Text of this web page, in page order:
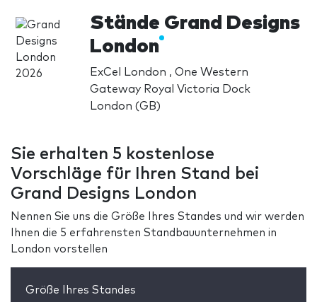
Stände Grand Designs
London
ExCel London , One Western
Gateway Royal Victoria Dock
London (GB)
Sie erhalten 5 kostenlose
Vorschläge für Ihren Stand bei
Grand Designs London
Nennen Sie uns die Größe Ihres Standes und wir werden
Ihnen die 5 erfahrensten Standbauunternehmen in
London vorstellen
Größe Ihres Standes